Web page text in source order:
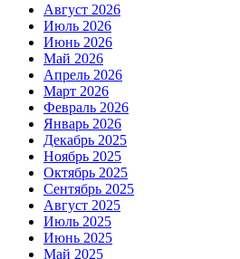
Август 2026
Июль 2026
Июнь 2026
Май 2026
Апрель 2026
Март 2026
Февраль 2026
Январь 2026
Декабрь 2025
Ноябрь 2025
Октябрь 2025
Сентябрь 2025
Август 2025
Июль 2025
Июнь 2025
Май 2025